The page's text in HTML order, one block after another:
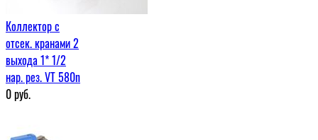
Коллектор с
отсек. кранами 2
выхода 1* 1/2
нар. рез. VT 580n
0руб.